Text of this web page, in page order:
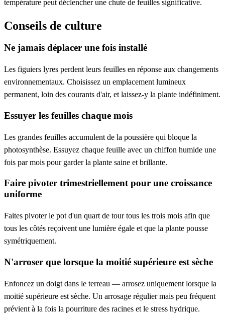
température peut déclencher une chute de feuilles significative.
Conseils de culture
Ne jamais déplacer une fois installé
Les figuiers lyres perdent leurs feuilles en réponse aux changements
environnementaux. Choisissez un emplacement lumineux
permanent, loin des courants d'air, et laissez-y la plante indéfiniment.
Essuyer les feuilles chaque mois
Les grandes feuilles accumulent de la poussière qui bloque la
photosynthèse. Essuyez chaque feuille avec un chiffon humide une
fois par mois pour garder la plante saine et brillante.
Faire pivoter trimestriellement pour une croissance
uniforme
Faites pivoter le pot d'un quart de tour tous les trois mois afin que
tous les côtés reçoivent une lumière égale et que la plante pousse
symétriquement.
N'arroser que lorsque la moitié supérieure est sèche
Enfoncez un doigt dans le terreau — arrosez uniquement lorsque la
moitié supérieure est sèche. Un arrosage régulier mais peu fréquent
prévient à la fois la pourriture des racines et le stress hydrique.